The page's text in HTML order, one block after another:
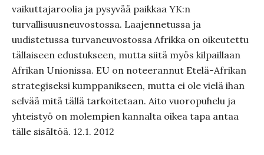
vaikuttajaroolia ja pysyvää paikkaa YK:n
turvallisuusneuvostossa. Laajennetussa ja
uudistetussa turvaneuvostossa Afrikka on oikeutettu
tällaiseen edustukseen, mutta siitä myös kilpaillaan
Afrikan Unionissa. EU on noteerannut Etelä-Afrikan
strategiseksi kumppanikseen, mutta ei ole vielä ihan
selvää mitä tällä tarkoitetaan. Aito vuoropuhelu ja
yhteistyö on molempien kannalta oikea tapa antaa
tälle sisältöä. 12.1. 2012